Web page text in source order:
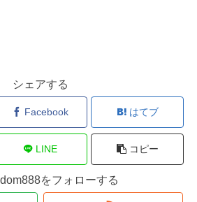
シェアする
Facebook はてブ
LINE コピー
をフォローする